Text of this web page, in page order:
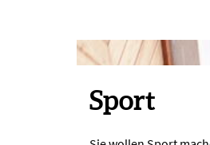
Sport